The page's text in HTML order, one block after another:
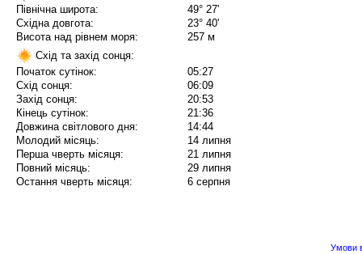
Північна широта:
49° 27'
Східна довгота:
23° 40'
Висота над рівнем моря:
257 м
Схід та захід сонця:
Початок сутінок:
05:27
Схід сонця:
06:09
Захід сонця:
20:53
Кінець сутінок:
21:36
Довжина світлового дня:
14:44
Молодий місяць:
14 липня
Перша чверть місяця:
21 липня
Повний місяць:
29 липня
Остання чверть місяця:
6 серпня
Умови